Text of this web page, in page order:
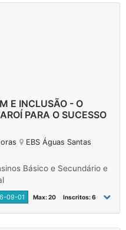
E INCLUSÃO - O
PARA O SUCESSO
EBS Águas Santas
Básico e Secundário e
09-01 Max: 20 Inscritos: 6